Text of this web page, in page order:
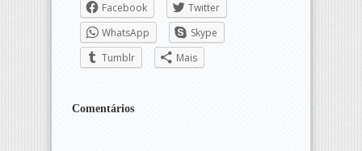
Facebook
Twitter
WhatsApp
Skype
Tumblr
Mais
Comentários